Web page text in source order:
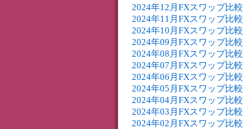
2024年12月FXスワップ比較
2024年11月FXスワップ比較
2024年10月FXスワップ比較
2024年09月FXスワップ比較
2024年08月FXスワップ比較
2024年07月FXスワップ比較
2024年06月FXスワップ比較
2024年05月FXスワップ比較
2024年04月FXスワップ比較
2024年03月FXスワップ比較
2024年02月FXスワップ比較